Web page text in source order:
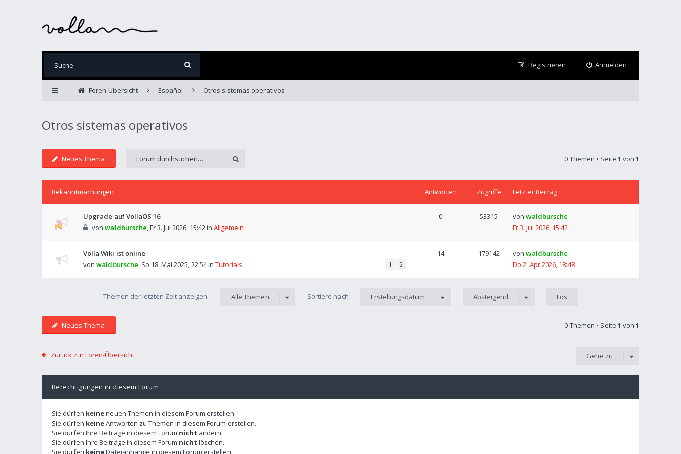
Anmelden
Registrieren
Foren-Übersicht Español Otros sistemas operativos
Otros sistemas operativos
Neues Thema 0 Themen • Seite 1 von 1
Bekanntmachungen Antworten Zugriffe Letzter Beitrag
Upgrade auf VollaOS 16
von waldbursche,Fr 3. Jul 2026, 15:42in Allgemein
0 53315 von waldbursche
Fr 3. Jul 2026, 15:42
Volla Wiki ist online
von waldbursche, So 18. Mai 2025, 22:54in Tutorials 1 2
14 179142 von waldbursche
Do 2. Apr 2026, 18:48
Themen der letzten Zeit anzeigen: Alle Themen Sortiere nach Erstellungsdatum Absteigend
Neues Thema 0 Themen • Seite 1 von 1
Zurück zur Foren-Übersicht Gehe zu
Berechtigungen in diesem Forum
Sie dürfen keineneuen Themen in diesem Forum erstellen.
Sie dürfen keineAntworten zu Themen in diesem Forum erstellen.
Sie dürfen Ihre Beiträge in diesem Forum nicht ändern.
Sie dürfen Ihre Beiträge in diesem Forum nicht löschen.
Sie dürfen keineDateianhänge in diesem Forum erstellen.